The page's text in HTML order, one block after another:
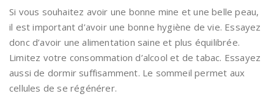
Si vous souhaitez avoir une bonne mine et une belle peau,
il est important d’avoir une bonne hygiène de vie. Essayez
donc d’avoir une alimentation saine et plus équilibrée.
Limitez votre consommation d’alcool et de tabac. Essayez
aussi de dormir suffisamment. Le sommeil permet aux
cellules de se régénérer.